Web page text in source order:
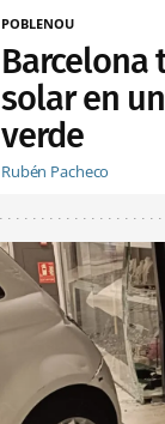
POBLENOU
Barcelona
solar en
verde
Rubén Pacheco